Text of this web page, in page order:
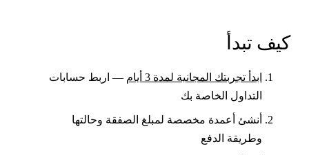
تبدأ
ابدأ تجربتك المجانية لمدة 3 أيام
— اربط حسابات
التداول الخاصة بك
أنشئ أعمدة مخصصة لمبلغ الصفقة وحالتها
وطريقة الدفع